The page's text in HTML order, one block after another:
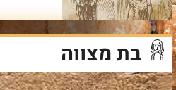
בת מצווה